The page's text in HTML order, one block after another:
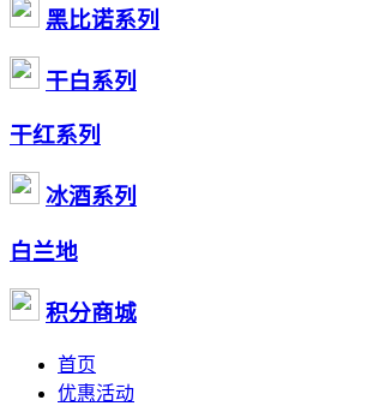
黑比诺系列
干白系列
干红系列
冰酒系列
白兰地
积分商城
首页
优惠活动